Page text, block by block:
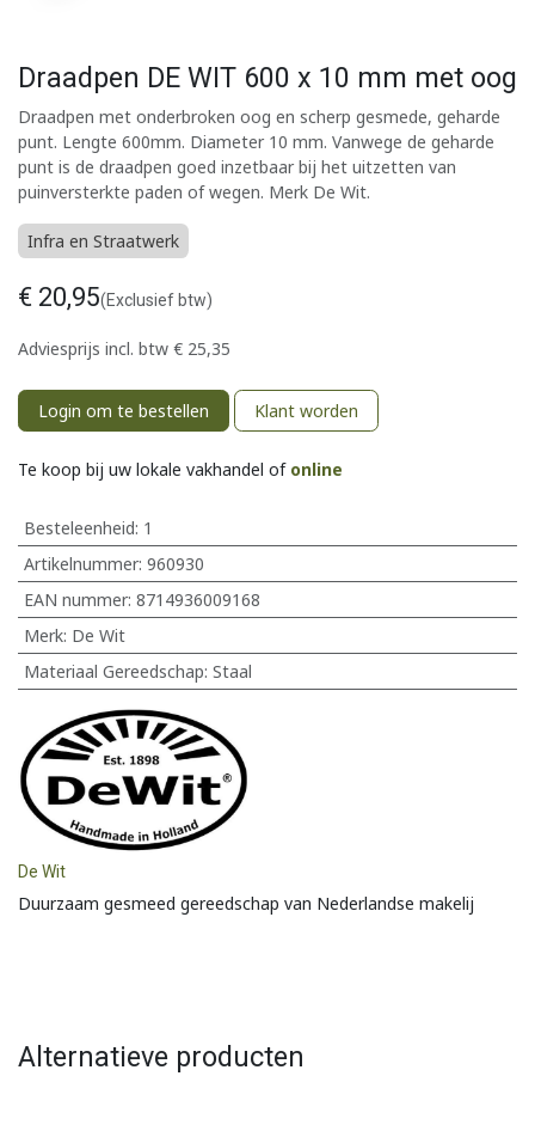
Draadpen DE WIT 600 x 10 mm met oog
Draadpen met onderbroken oog en scherp gesmede, geharde
punt. Lengte 600mm. Diameter 10 mm. Vanwege de geharde
punt is de draadpen goed inzetbaar bij het uitzetten van
puinversterkte paden of wegen. Merk De Wit.
Infra en Straatwerk
€ 20,95(Exclusief btw)
Adviesprijs incl. btw € 25,35
Login om te bestellen Klant worden
Te koop bij uw lokale vakhandel of online
Besteleenheid: 1
Artikelnummer: 960930
EAN nummer: 8714936009168
Merk: De Wit
Materiaal Gereedschap: Staal
De Wit
Duurzaam gesmeed gereedschap van Nederlandse makelij
Alternatieve producten